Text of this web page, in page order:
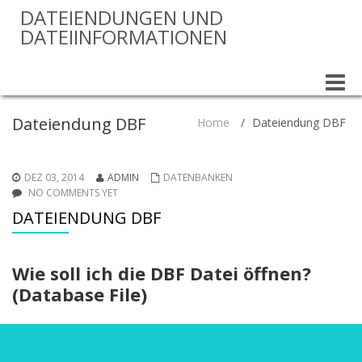
DATEIENDUNGEN UND
DATEIINFORMATIONEN
Toggle
Dateiendung DBF Home / Dateiendung DBF
DEZ 03, 2014 ADMIN
DATENBANKEN
NO COMMENTS YET
DATEIENDUNG DBF
Wie soll ich die DBF Datei öffnen?
(Database File)